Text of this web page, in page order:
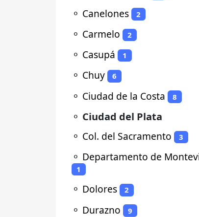
⚬ Canelones 2
⚬ Carmelo 2
⚬ Casupá 1
⚬ Chuy 6
⚬ Ciudad de la Costa 8
⚬ Ciudad del Plata
⚬ Col. del Sacramento 3
⚬ Departamento de
1
⚬ Dolores 2
⚬ Durazno 9